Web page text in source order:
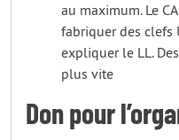
au maximum. Le
fabriquer des clefs
expliquer le LL.
plus vite
Don pour